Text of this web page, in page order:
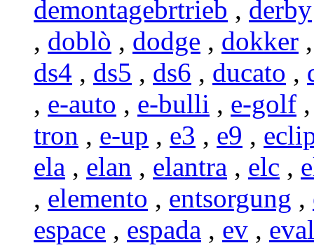
demontagebrtrieb , derby
, doblò , dodge , dokker
ds4 , ds5 , ds6 , ducato ,
, e-auto , e-bulli , e-golf
tron , e-up , e3 , e9 ,
ela , elan , elantra , elc ,
, elemento , entsorgung ,
espace , espada , ev ,